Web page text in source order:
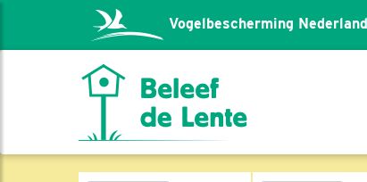
Vogelbescherming Nederland